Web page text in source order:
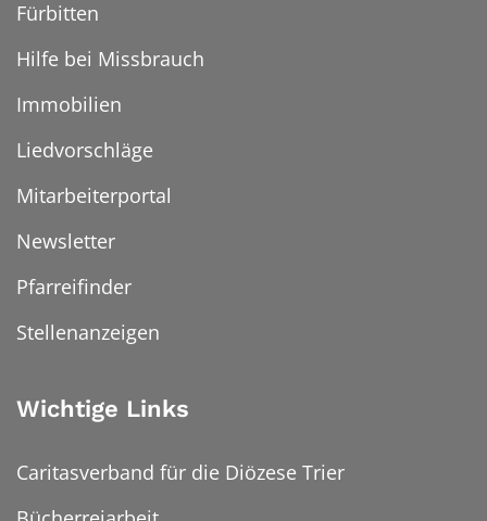
Fürbitten
Hilfe bei Missbrauch
Immobilien
Liedvorschläge
Mitarbeiterportal
Newsletter
Pfarreifinder
Stellenanzeigen
Wichtige Links
Caritasverband für die Diözese Trier